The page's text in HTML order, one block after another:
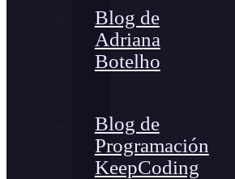
Blog de
Adriana
Botelho
Blog de
Programación
KeepCoding